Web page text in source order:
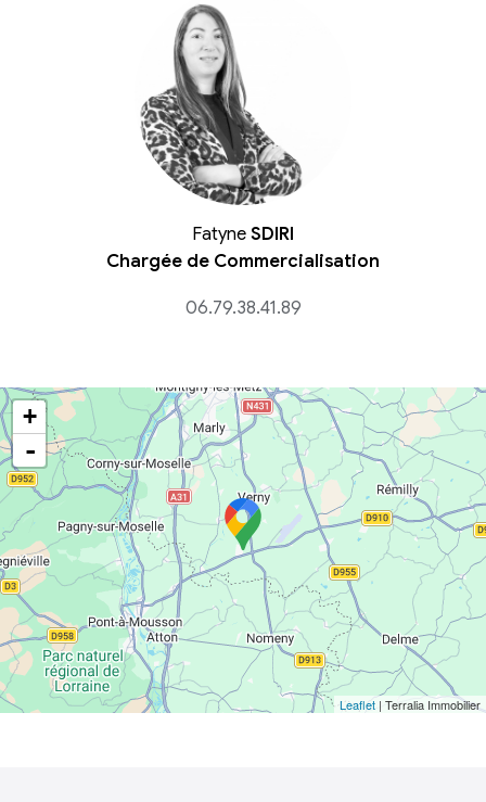
FatyneSDIRI
Chargée de Commercialisation
06.79.38.41.89
+
-
Leaflet | Terralia Immobilier